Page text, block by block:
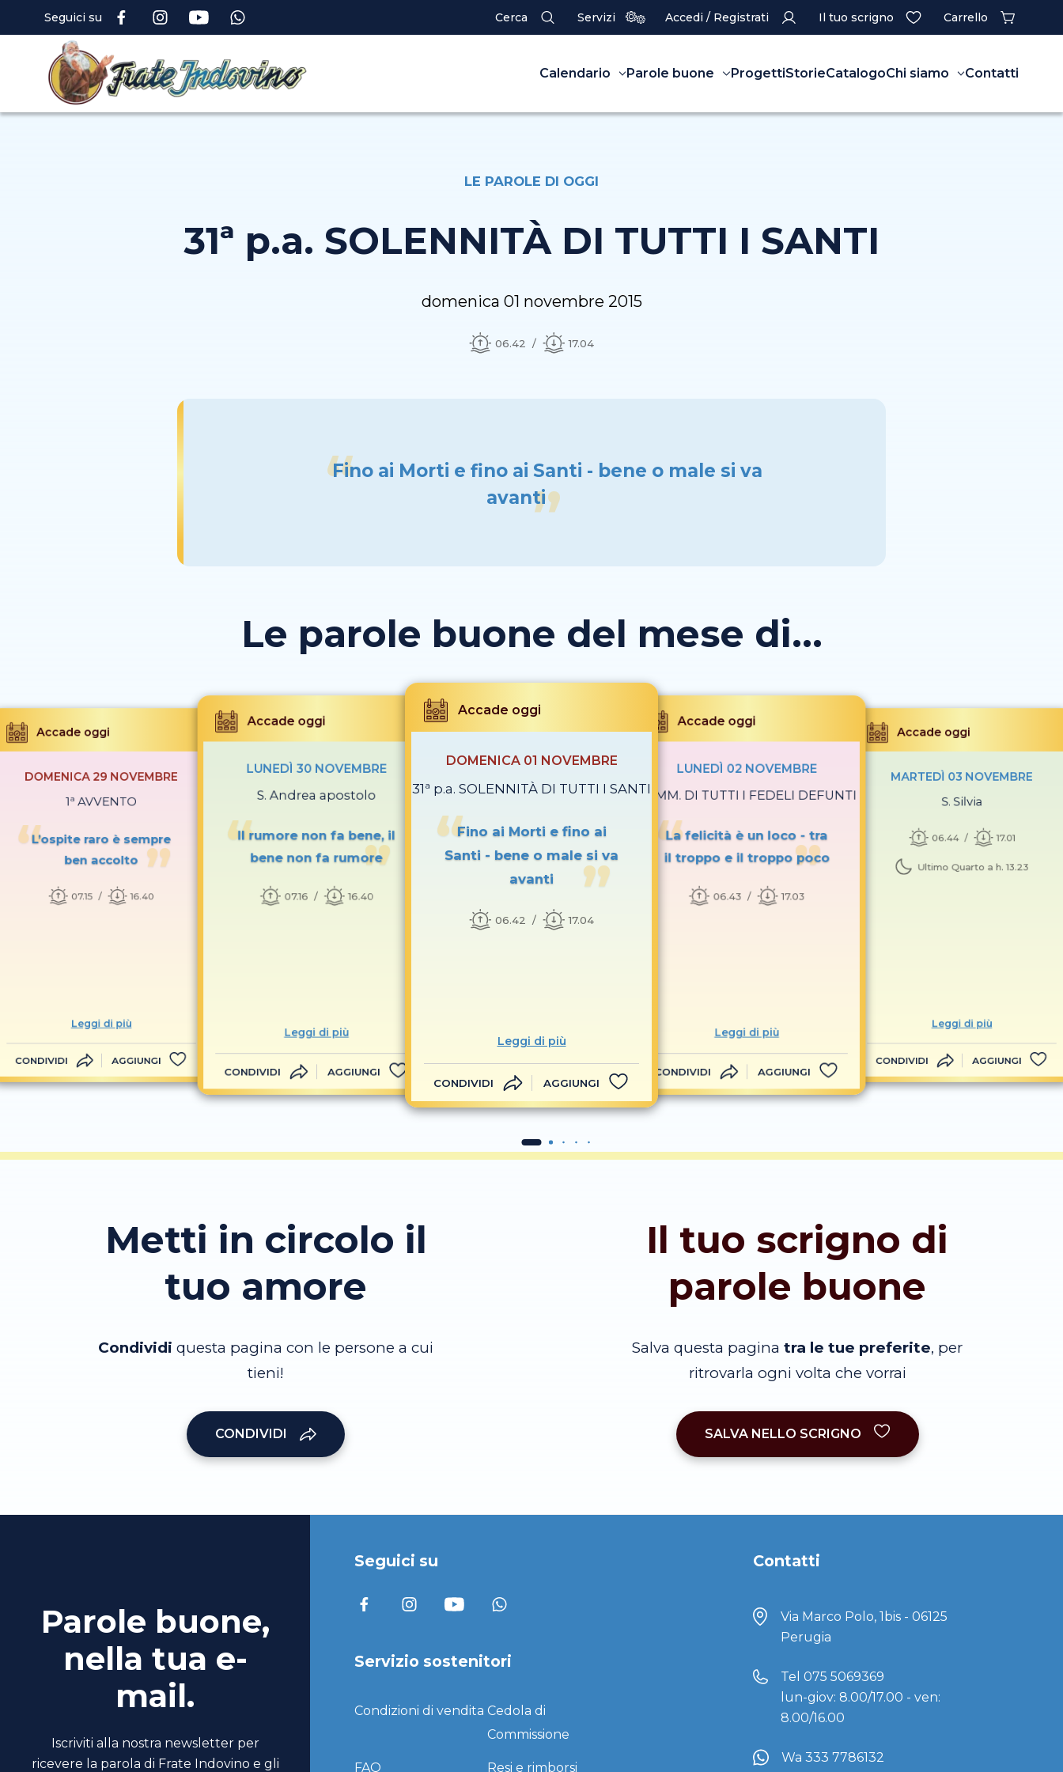
Seguici su Cerca Servizi Accedi / Registrati Il tuo scrigno Carrello
Calendario Parole buone ProgettiStorieCatalogoChi siamo Contatti
LE PAROLE DI OGGI
31ª p.a. SOLENNITÀ DI TUTTI I SANTI
domenica 01 novembre 2015
06.42 17.04
Fino ai Morti e fino ai Santi - bene o male si va
avanti
Le parole buone del mese di...
Accade oggi
DOMENICA 29 NOVEMBRE
1ª AVVENTO
L’ospite raro è sempre
ben accolto
07.15 16.40
Leggi di più
CONDIVIDI AGGIUNGI
Accade oggi
LUNEDÌ 30 NOVEMBRE
S. Andrea apostolo
Il rumore non fa bene, il
bene non fa rumore
07.16 16.40
Leggi di più
CONDIVIDI AGGIUNGI
Accade oggi
DOMENICA 01 NOVEMBRE
31ª p.a. SOLENNITÀ DI TUTTI I SANTI
Fino ai Morti e fino ai
Santi - bene o male si va
avanti
06.42 17.04
Leggi di più
CONDIVIDI AGGIUNGI
Accade oggi
LUNEDÌ 02 NOVEMBRE
COMM. DI TUTTI I FEDELI DEFUNTI
La felicità è un loco - tra
il troppo e il troppo poco
06.43 17.03
Leggi di più
CONDIVIDI AGGIUNGI
Accade oggi
MARTEDÌ 03 NOVEMBRE
S. Silvia
06.44 17.01
Ultimo Quarto a h. 13.23
Leggi di più
CONDIVIDI AGGIUNGI
Metti in circolo il
tuo amore
Condividi questa pagina con le persone a cui
tieni!
CONDIVIDI
Il tuo scrigno di
parole buone
Salva questa pagina tra le tue preferite, per
ritrovarla ogni volta che vorrai
SALVA NELLO SCRIGNO
Parole buone,
nella tua e-
mail.
Iscriviti alla nostra newsletter per
ricevere la parola di Frate Indovino e gli
Seguici su
Servizio sostenitori
Condizioni di vendita Cedola di
Commissione
FAQ Resi e rimborsi
Contatti
Via Marco Polo, 1bis - 06125
Perugia
Tel 075 5069369
lun-giov: 8.00/17.00 - ven:
8.00/16.00
Wa 333 7786132